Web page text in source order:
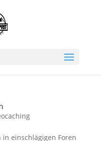
einschlägigen Foren